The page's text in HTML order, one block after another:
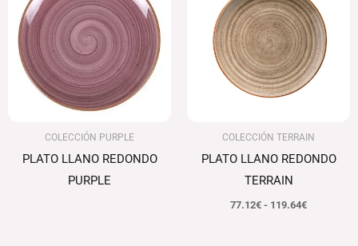
COLECCIÓN PURPLE
PLATO LLANO REDONDO
PURPLE
COLECCIÓN TERRAIN
PLATO LLANO REDONDO
TERRAIN
77.12€ - 119.64€
desde
77.12€
hasta
119.64€